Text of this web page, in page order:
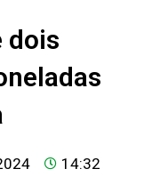
dois
14:32